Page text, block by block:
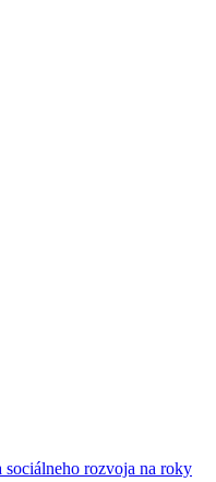
sociálneho rozvoja na roky